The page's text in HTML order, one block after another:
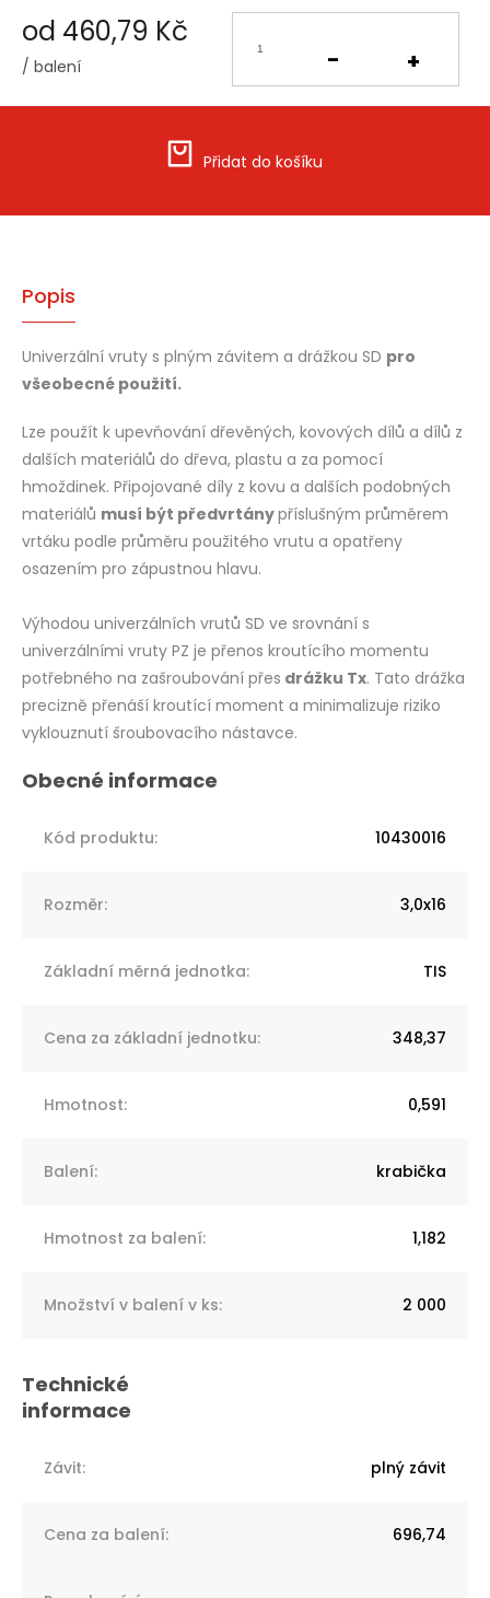
od 460,79 Kč
/ balení
cena:
Přidat do košíku
Popis
Univerzální vruty s plným závitem a drážkou SD pro
všeobecné použití.
Lze použít k upevňování dřevěných, kovových dílů a dílů z
dalších materiálů do dřeva, plastu a za pomocí
hmoždinek. Připojované díly z kovu a dalších podobných
materiálů musí být předvrtánypříslušným průměrem
vrtáku podle průměru použitého vrutu a opatřeny
osazením pro zápustnou hlavu.
Výhodou univerzálních vrutů SD ve srovnání s
univerzálními vruty PZ je přenos kroutícího momentu
potřebného na zašroubování přes drážku Tx. Tato drážka
precizně přenáší kroutící moment a minimalizuje riziko
vyklouznutí šroubovacího nástavce.
Kód produktu: 10430016
Rozměr: 3,0x16
Základní měrná jednotka: TIS
Cena za základní jednotku: 348,37
Hmotnost: 0,591
Balení: krabička
Hmotnost za balení: 1,182
Množství v balení v ks: 2 000
Závit: plný závit
Cena za balení: 696,74